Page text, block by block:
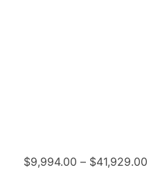
$9,994.00 – $41,929.00